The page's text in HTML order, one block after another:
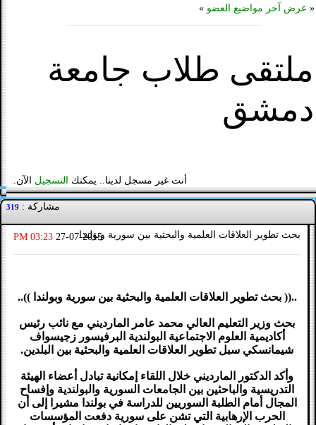
« عرض آخر مواضيع العضو »
ملتقى طلاب جامعة
دمشق
أنت غير مسجل لدينا.. يمكنك التسجيل الآن.
مشاركة : 319
بحث تطوير العلاقات العلمية والبحثية بين سورية وبولندا27-07-2015
03:23 PM
..(( بحث تطوير العلاقات العلمية والبحثية بين سورية وبولندا ))..
بحث وزير التعليم العالي محمد عامر المارديني مع نائب رئيس
أكاديمية العلوم الاجتماعية البولندية البرفيسور زجيسواف
شيمانسكي سبل تطوير العلاقات العلمية والبحثية بين البلدين.
وأكد الدكتور المارديني خلال اللقاء إمكانية تبادل أعضاء الهيئة
التدريسية والباحثين بين الجامعات السورية والبولندية وإفساح
المجال أمام الطلبة السوريين للدراسة في بولندا مشيرا إلى أن
الحرب الإرهابية التي تشن على سورية دفعت المؤسسات